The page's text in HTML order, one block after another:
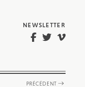
NEWSLETTER
PRÉCÉDENT